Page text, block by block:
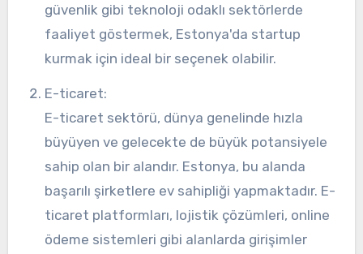
güvenlik gibi teknoloji odaklı sektörlerde
faaliyet göstermek, Estonya'da startup
kurmak için ideal bir seçenek olabilir.
E-ticaret:
E-ticaret sektörü, dünya genelinde hızla
büyüyen ve gelecekte de büyük potansiyele
sahip olan bir alandır. Estonya, bu alanda
başarılı şirketlere ev sahipliği yapmaktadır. E-
ticaret platformları, lojistik çözümleri, online
ödeme sistemleri gibi alanlarda girişimler